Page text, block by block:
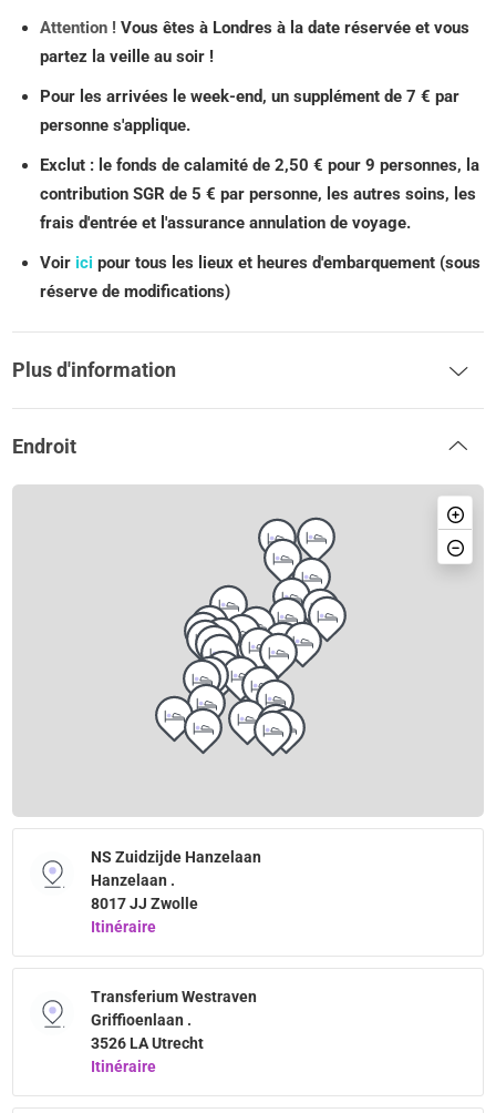
Attention ! Vous êtes à Londres à la date réservée et vous
partez la veille au soir !
Pour les arrivées le week-end, un supplément de 7 € par
personne s'applique.
Exclut : le fonds de calamité de 2,50 € pour 9 personnes, la
contribution SGR de 5 € par personne, les autres soins, les
frais d'entrée et l'assurance annulation de voyage.
Voir ici pour tous les lieux et heures d'embarquement (sous
réserve de modifications)
Plus d'information
Endroit
NS Zuidzijde Hanzelaan
Hanzelaan .
8017 JJ Zwolle
Itinéraire
Transferium Westraven
Griffioenlaan .
3526 LA Utrecht
Itinéraire